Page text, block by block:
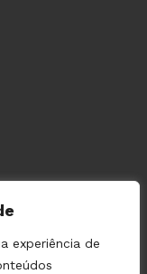
experiência de